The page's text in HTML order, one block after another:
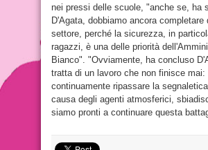
nei pressi delle scuole, "anche se, ha
D'Agata, dobbiamo ancora completare
settore, perché la sicurezza, in
ragazzi, è una delle priorità
Bianco". "Ovviamente, ha concluso
tratta di un lavoro che non finisce mai:
continuamente ripassare la
causa degli agenti atmosferici,
siamo pronti a continuare questa